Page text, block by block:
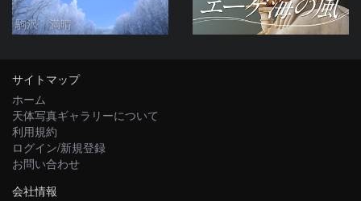
駒沢 満晴
サイトマップ
ホーム
天体写真ギャラリーについて
利用規約
ログイン/新規登録
お問い合わせ
会社情報